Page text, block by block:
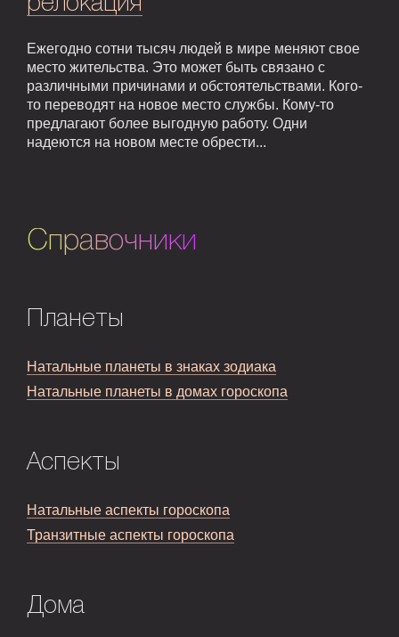
Ежегодно сотни тысяч людей в мире меняют свое
место жительства. Это может быть связано с
различными причинами и обстоятельствами. Кого-
то переводят на новое место службы. Кому-то
предлагают более выгодную работу. Одни
надеются на новом месте обрести...
Справочники
Планеты
Натальные планеты в знаках зодиака
Натальные планеты в домах гороскопа
Аспекты
Натальные аспекты гороскопа
Транзитные аспекты гороскопа
Дома